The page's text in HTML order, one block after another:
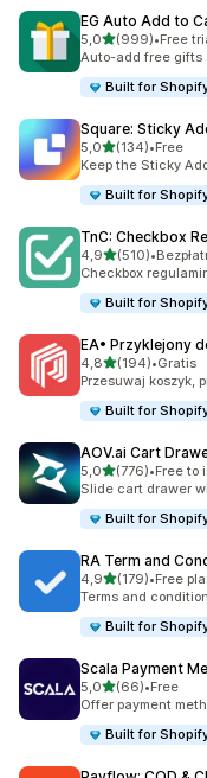
EG Auto Add to
5,0na 5 gwiazdek
(999)
Łączna liczba
•Free
Auto-add free gifts
Built for
Square: Sticky
5,0na 5 gwiazdek
(134)
Łączna liczba
•Free
Keep the Sticky
Built for
TnC: Checkbox
4,9na 5 gwiazdek
(510)
Łączna liczba
•
Checkbox
Built for
EA• Przyklejony
4,8na 5 gwiazdek
(194)
Łączna liczba
•Gratis
Przesuwaj koszyk,
Built for
AOV.ai Cart
5,0na 5 gwiazdek
(776)
Łączna liczba
•Free to
Slide cart drawer
Built for
RA Term and
4,9na 5 gwiazdek
(179)
Łączna liczba
•Free
Terms and
Built for
Scala Payment
5,0na 5 gwiazdek
(66)
Łączna liczba
•Free
Offer payment
Built for